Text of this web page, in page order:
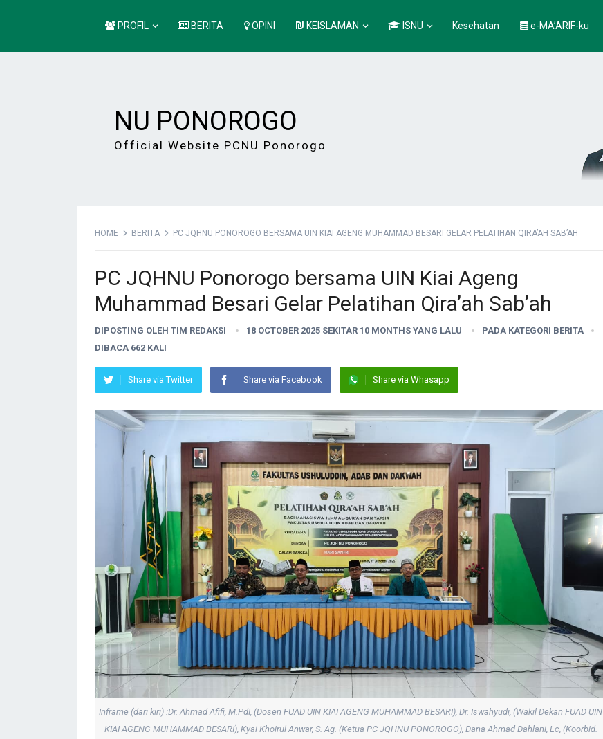
PROFIL BERITA OPINI KEISLAMAN ISNU Kesehatan e-MA’ARIF-ku
NU PONOROGO
Official Website PCNU Ponorogo
HOME BERITA PC JQHNU PONOROGO BERSAMA UIN KIAI AGENG MUHAMMAD BESARI GELAR PELATIHAN QIRA’AH SAB’AH
PC JQHNU Ponorogo bersama UIN Kiai Ageng
Muhammad Besari Gelar Pelatihan Qira’ah Sab’ah
DIPOSTING OLEH TIM REDAKSI 18 OCTOBER 2025 SEKITAR 10 MONTHS YANG LALU PADA KATEGORI BERITA
DIBACA 662 KALI
Share via Twitter Share via Facebook Share via Whasapp
Inframe (dari kiri) :Dr. Ahmad Afifi, M.PdI, (Dosen FUAD UIN KIAI AGENG MUHAMMAD BESARI), Dr. Iswahyudi, (Wakil Dekan FUAD UIN
KIAI AGENG MUHAMMAD BESARI), Kyai Khoirul Anwar, S. Ag. (Ketua PC JQHNU PONOROGO), Dana Ahmad Dahlani, Lc, (Koorbid.